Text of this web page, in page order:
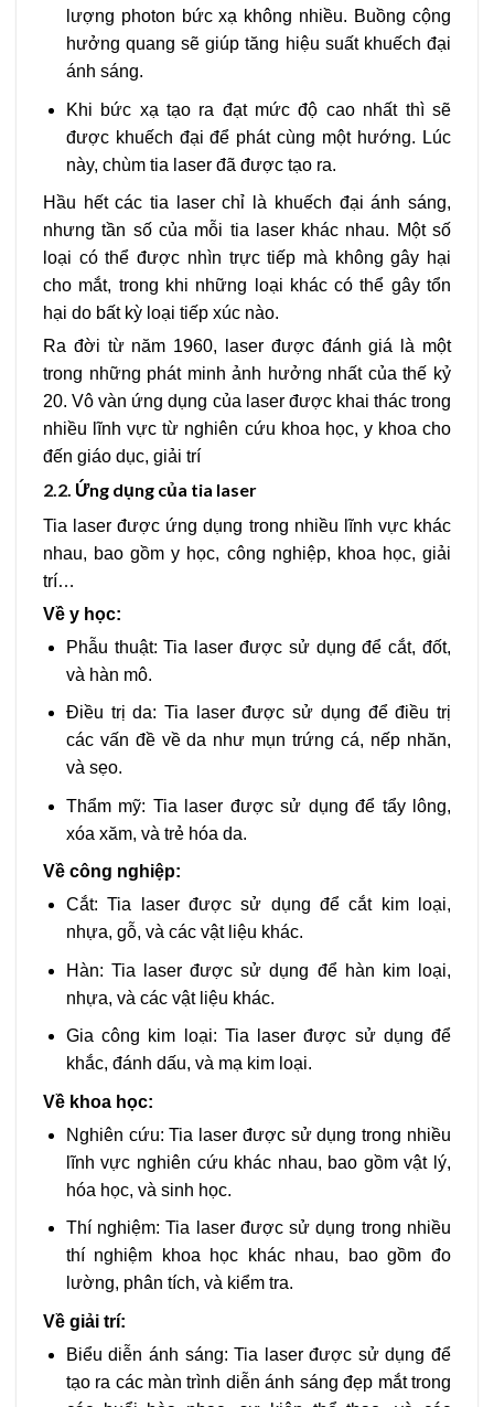
lượng photon bức xạ không nhiều. Buồng cộng
hưởng quang sẽ giúp tăng hiệu suất khuếch đại
ánh sáng.
Khi bức xạ tạo ra đạt mức độ cao nhất thì sẽ
được khuếch đại để phát cùng một hướng. Lúc
này, chùm tia laser đã được tạo ra.
Hầu hết các tia laser chỉ là khuếch đại ánh sáng,
nhưng tần số của mỗi tia laser khác nhau. Một số
loại có thể được nhìn trực tiếp mà không gây hại
cho mắt, trong khi những loại khác có thể gây tổn
hại do bất kỳ loại tiếp xúc nào.
Ra đời từ năm 1960, laser được đánh giá là một
trong những phát minh ảnh hưởng nhất của thế kỷ
20. Vô vàn ứng dụng của laser được khai thác trong
nhiều lĩnh vực từ nghiên cứu khoa học, y khoa cho
đến giáo dục, giải trí
2.2. Ứng dụng của tia laser
Tia laser được ứng dụng trong nhiều lĩnh vực khác
nhau, bao gồm y học, công nghiệp, khoa học, giải
trí…
Về y học:
Phẫu thuật: Tia laser được sử dụng để cắt, đốt,
và hàn mô.
Điều trị da: Tia laser được sử dụng để điều trị
các vấn đề về da như mụn trứng cá, nếp nhăn,
và sẹo.
Thẩm mỹ: Tia laser được sử dụng để tẩy lông,
xóa xăm, và trẻ hóa da.
Về công nghiệp:
Cắt: Tia laser được sử dụng để cắt kim loại,
nhựa, gỗ, và các vật liệu khác.
Hàn: Tia laser được sử dụng để hàn kim loại,
nhựa, và các vật liệu khác.
Gia công kim loại: Tia laser được sử dụng để
khắc, đánh dấu, và mạ kim loại.
Về khoa học:
Nghiên cứu: Tia laser được sử dụng trong nhiều
lĩnh vực nghiên cứu khác nhau, bao gồm vật lý,
hóa học, và sinh học.
Thí nghiệm: Tia laser được sử dụng trong nhiều
thí nghiệm khoa học khác nhau, bao gồm đo
lường, phân tích, và kiểm tra.
Về giải trí:
Biểu diễn ánh sáng: Tia laser được sử dụng để
tạo ra các màn trình diễn ánh sáng đẹp mắt trong